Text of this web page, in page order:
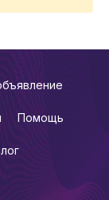
Помощь